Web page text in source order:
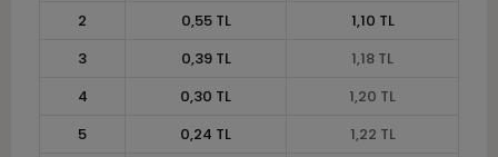
2
0,55 TL
1,10 TL
3
0,39 TL
1,18 TL
4
0,30 TL
1,20 TL
5
0,24 TL 1,22 TL